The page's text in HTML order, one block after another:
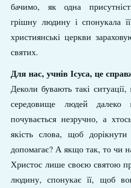
бачимо, як одна
грішну людину і спонукала
християнські церкви
святих.
Для нас, учнів Ісуса, це
Деколи бувають такі
середовище людей
почувається незручно, а
якість слова, щоб
допомагає? А якщо так, то чи
Христос лише своєю святою
людину, спонукає її, щоб